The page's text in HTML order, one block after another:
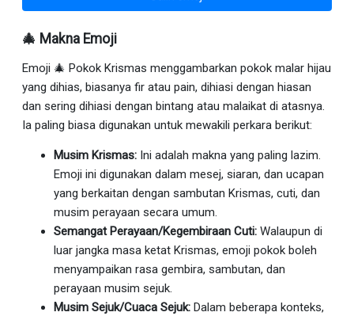
🎄 Makna Emoji
Emoji 🎄 Pokok Krismas menggambarkan pokok malar hijau
yang dihias, biasanya fir atau pain, dihiasi dengan hiasan
dan sering dihiasi dengan bintang atau malaikat di atasnya.
Ia paling biasa digunakan untuk mewakili perkara berikut:
Musim Krismas: Ini adalah makna yang paling lazim.
Emoji ini digunakan dalam mesej, siaran, dan ucapan
yang berkaitan dengan sambutan Krismas, cuti, dan
musim perayaan secara umum.
Semangat Perayaan/Kegembiraan Cuti: Walaupun di
luar jangka masa ketat Krismas, emoji pokok boleh
menyampaikan rasa gembira, sambutan, dan
perayaan musim sejuk.
Musim Sejuk/Cuaca Sejuk: Dalam beberapa konteks,